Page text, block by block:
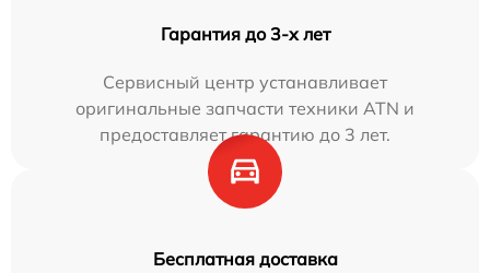
Гарантия до 3-х лет
Сервисный центр устанавливает
оригинальные запчасти техники ATN и
предоставляет гарантию до 3 лет.
Бесплатная доставка